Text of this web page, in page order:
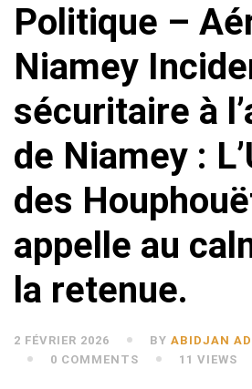
Politique –
Niamey
sécuritaire à
de Niamey :
des
appelle au
la retenue.
2 FÉVRIER 2026 BY ABIDJAN
0 COMMENTS
11 VIEWS